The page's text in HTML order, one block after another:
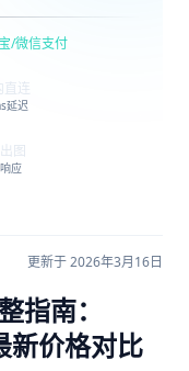
/微信支付
直连
延迟
图
应
更新于 2026年3月16日
指南：
价格对比